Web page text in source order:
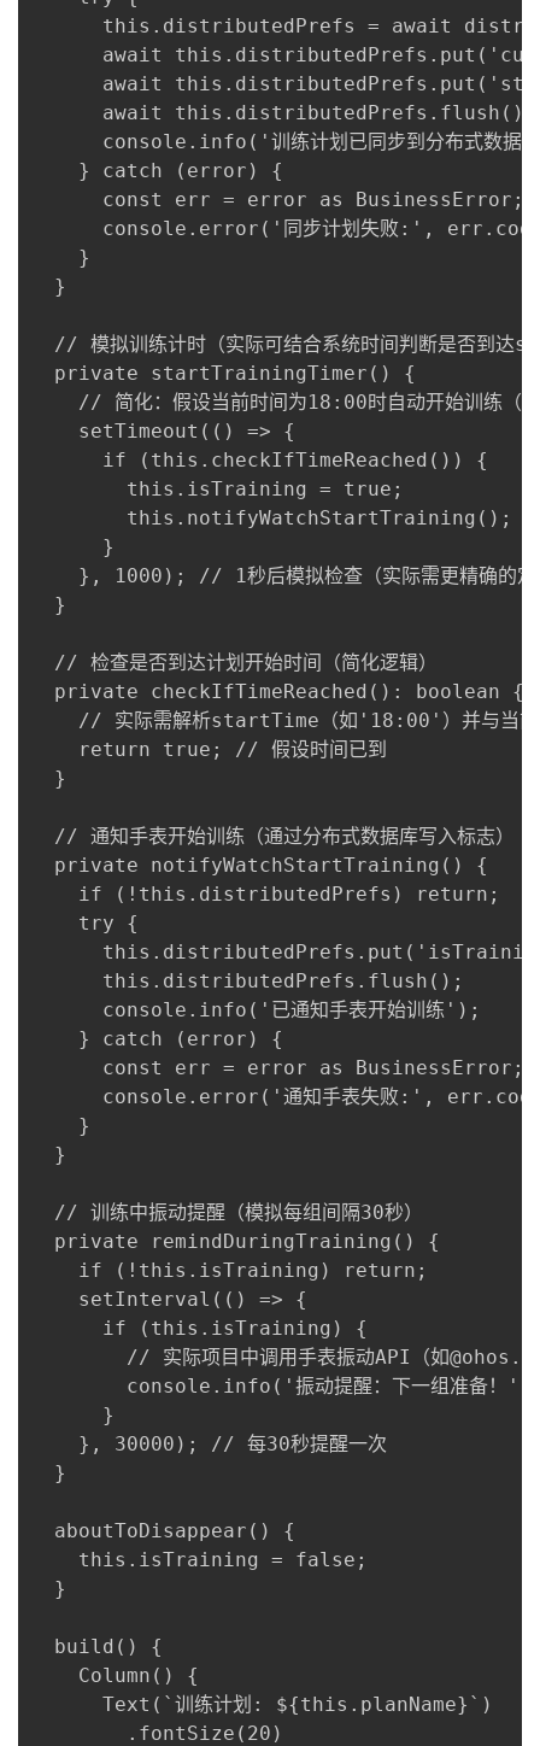
this.distributedPrefs = await
await
await
      await this.distributedPrefs.flush();
console.info('训练计划已同步到分布式数据
    } catch (error) {
      const err = error as BusinessError;
console.error('同步计划失败:',
    }
  }
// 模拟训练计时（实际可结合系统时间判断是否到达
  private startTrainingTimer() {
// 简化：假设当前时间为18:00时自动开始训练（
    setTimeout(() => {
      if (this.checkIfTimeReached()) {
        this.isTraining = true;
        this.notifyWatchStartTraining();
      }
}, 1000); // 1秒后模拟检查（实际需更精确的定
  }
  // 检查是否到达计划开始时间（简化逻辑）
  private checkIfTimeReached(): boolean {
// 实际需解析startTime（如'18:00'）并与当前
    return true; // 假设时间已到
  }
  // 通知手表开始训练（通过分布式数据库写入标志）
  private notifyWatchStartTraining() {
    if (!this.distributedPrefs) return;
    try {
      this.distributedPrefs.flush();
      console.info('已通知手表开始训练');
    } catch (error) {
      const err = error as BusinessError;
console.error('通知手表失败:',
    }
  }
  // 训练中振动提醒（模拟每组间隔30秒）
  private remindDuringTraining() {
    if (!this.isTraining) return;
    setInterval(() => {
      if (this.isTraining) {
// 实际项目中调用手表振动API（如
console.info('振动提醒：下一组准备！
      }
    }, 30000); // 每30秒提醒一次
  }
  aboutToDisappear() {
    this.isTraining = false;
  }
  build() {
    Column() {
      Text(`训练计划: ${this.planName}`)
        .fontSize(20)